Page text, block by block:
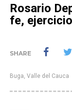
Rosario
fe,
SHARE
Buga, Valle del Cauca